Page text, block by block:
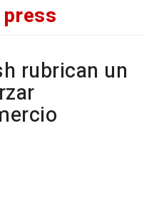
press
rubrican un